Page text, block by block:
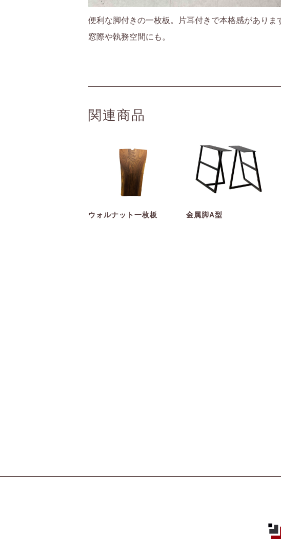
便利な脚付きの一枚板。片耳付きで本格感がありま
窓際や執務空間にも。
関連商品
ウォルナット一枚板 金属脚A型